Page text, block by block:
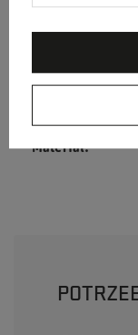
Materiał